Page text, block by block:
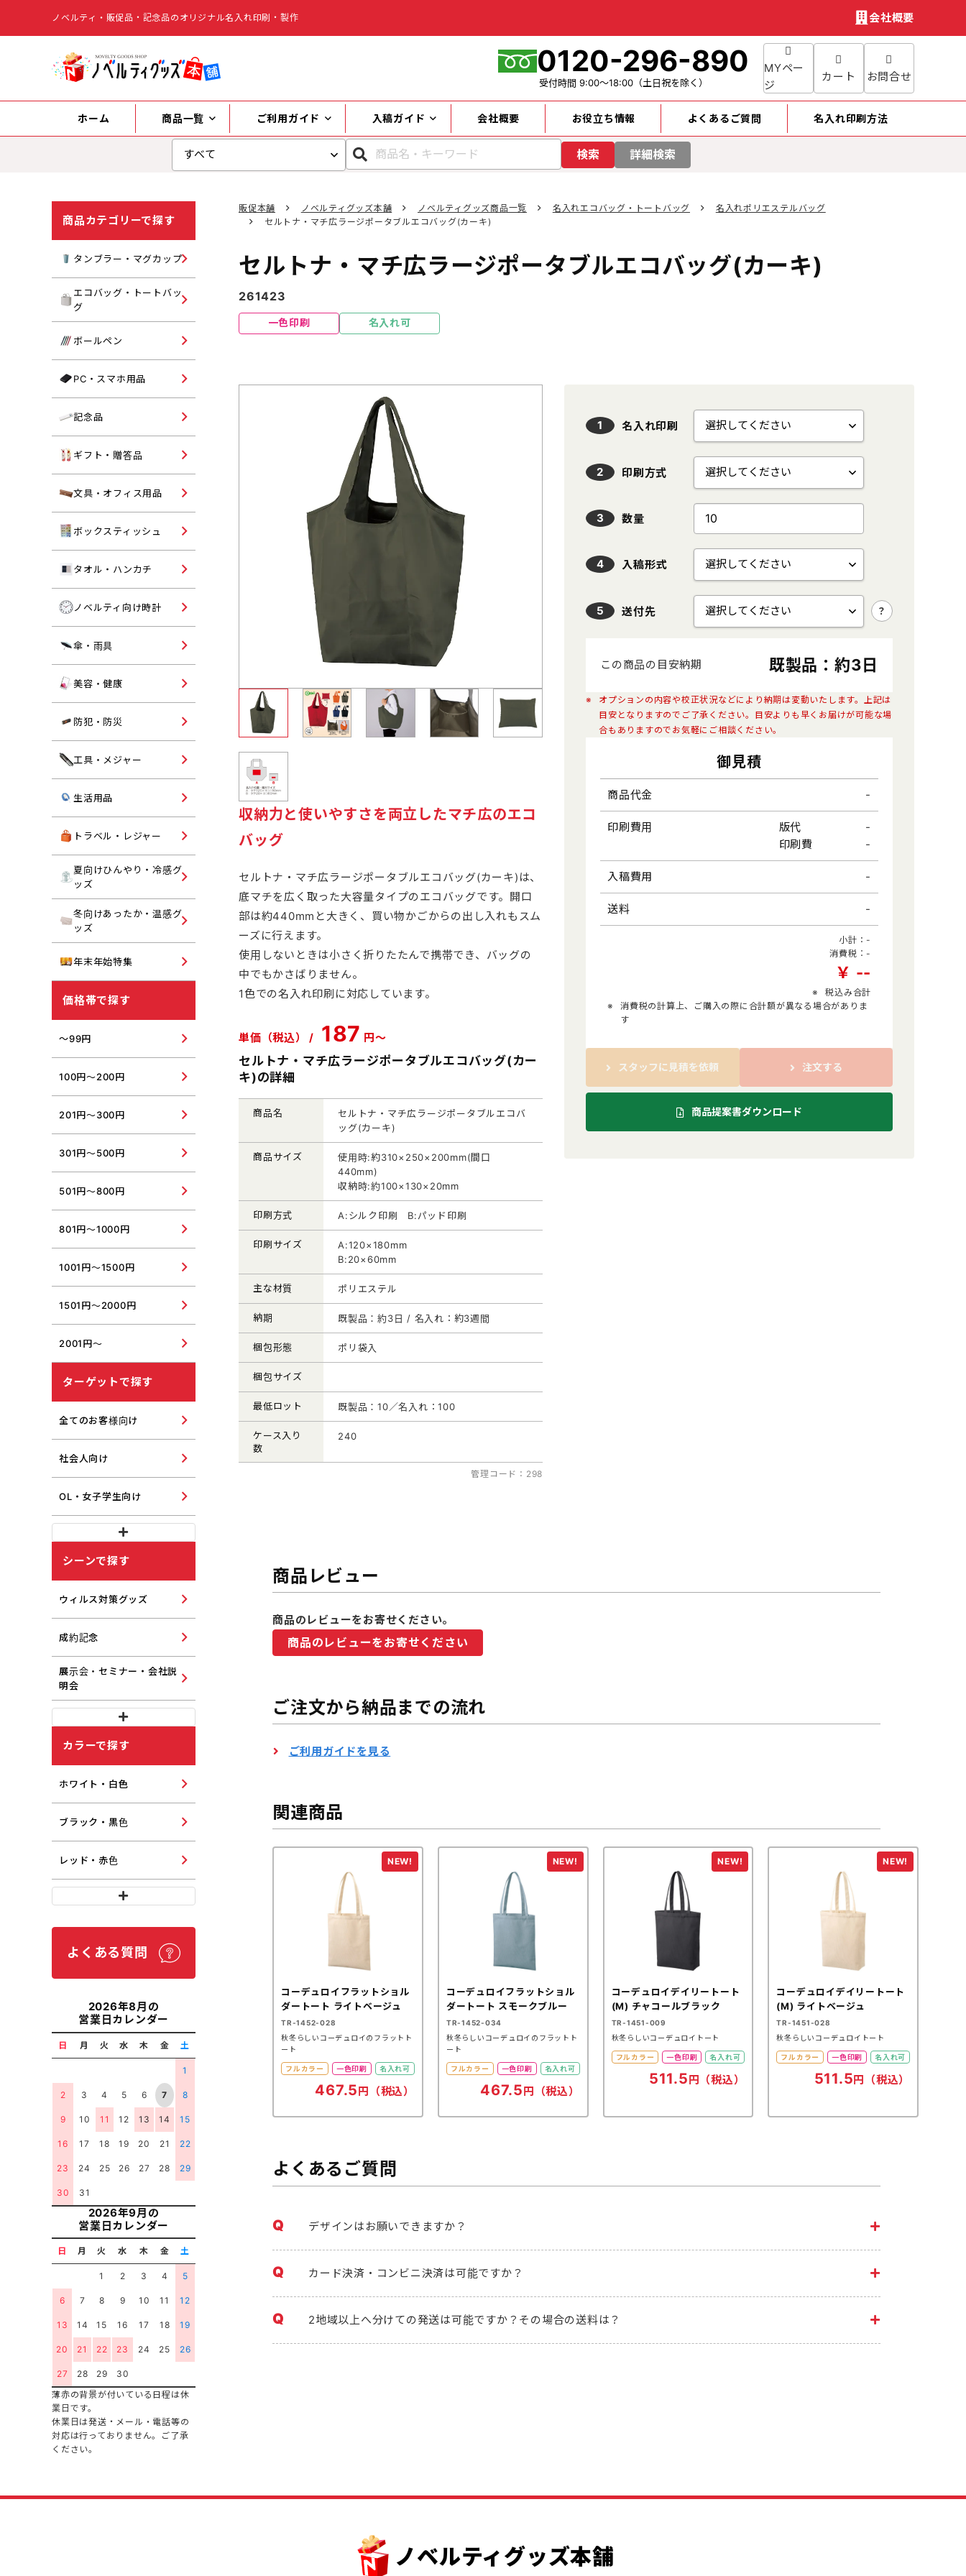
ノベルティ・販促品・記念品のオリジナル名入れ印刷・製作 会社概要
MYペー
ジ
カート お問合せ
0120-296-890
受付時間 9:00～18:00（土日祝を除く）
ホーム 商品一覧 ご利用ガイド 入稿ガイド 会社概要 お役立ち情報 よくあるご質問 名入れ印刷方法
検索 詳細検索
キーワード
価格帯
名入れの可否
タンブラー・マグカップ エコバッグ・トートバッグ
PC・スマホ用品 記念品 ギフト・贈答品
文具・オフィス用品 ボックスティッシュ タオル・ハンカチ
ノベルティ向け時計
トラベル・レジャー 夏向けひんやり・冷感グッズ 冬向けあったか・温感グッズ
販促本舗 ノベルティグッズ本舗 ノベルティグッズ商品一覧 名入れエコバッグ・トートバッグ
名入れポリエステルバッグ
セルトナ・マチ広ラージポータブルエコバッグ(カーキ)
セルトナ・マチ広ラージポータブルエコバッグ(カーキ)
261423
一色印刷 名入れ可
収納力と使いやすさを両立したマチ広のエコ
バッグ
セルトナ・マチ広ラージポータブルエコバッグ(カーキ)は、
底マチを広く取った大容量タイプのエコバッグです。開口
部は約440mmと大きく、買い物かごからの出し入れもスム
ーズに行えます。
使用しないときは小さく折りたたんで携帯でき、バッグの
中でもかさばりません。
1色での名入れ印刷に対応しています。
単価（税込） / 187 円～
セルトナ・マチ広ラージポータブルエコバッグ(カー
キ)の詳細
商品名
セルトナ・マチ広ラージポータブルエコバ
ッグ(カーキ)
商品サイズ
使用時:約310×250×200mm(間口
440mm)
収納時:約100×130×20mm
印刷方式 A:シルク印刷 B:パッド印刷
印刷サイズ
A:120×180mm
B:20×60mm
主な材質 ポリエステル
納期 既製品：約3日 / 名入れ：約3週間
梱包形態 ポリ袋入
梱包サイズ
最低ロット 既製品：10／名入れ：100
ケース入り
数
240
管理コード：298
名入れ印刷
印刷方式
数量
入稿形式
送付先
この商品の目安納期 既製品：約3日
オプションの内容や校正状況などにより納期は変動いたします。上記は
目安となりますのでご了承ください。目安よりも早くお届けが可能な場
合もありますのでお気軽にご相談ください。
御見積
商品代金 -
印刷費用 版代
-
印刷費
-
入稿費用 -
送料 -
小計：-
消費税：-
￥ --
税込み合計
消費税の計算上、ご購入の際に合計額が異なる場合がありま
す
スタッフに見積を依頼 注文する
商品提案書ダウンロード
商品レビュー
商品のレビューをお寄せください。
商品のレビューをお寄せください
ご注文から納品までの流れ
ご利用ガイドを見る
関連商品
コーデュロイフラットショル
ダートート ライトベージュ
TR-1452-028
秋冬らしいコーデュロイのフラットト
ート
フルカラー 一色印刷 名入れ可
467.5 円（税込）
コーデュロイフラットショル
ダートート スモークブルー
TR-1452-034
秋冬らしいコーデュロイのフラットト
ート
フルカラー 一色印刷 名入れ可
467.5 円（税込）
コーデュロイデイリートート
(M) チャコールブラック
TR-1451-009
秋冬らしいコーデュロイトート
フルカラー 一色印刷 名入れ可
511.5 円（税込）
コーデュロイデイリートート
(M) ライトベージュ
TR-1451-028
秋冬らしいコーデュロイトート
フルカラー 一色印刷 名入れ可
511.5 円（税込）
よくあるご質問
デザインはお願いできますか？
カード決済・コンビニ決済は可能ですか？
2地域以上へ分けての発送は可能ですか？その場合の送料は？
商品カテゴリーで探す
タンブラー・マグカップ タンブラー
水筒・ボトル
エコバッグ・トートバッ
グ
キャンバストートバッグ
コットンバッグ
ポリエステルバッグ
ボールペン
PC・スマホ用品
記念品
ギフト・贈答品
文具・オフィス用品
ボックスティッシュ 既製品ボックスティッシュ
タオル・ハンカチ
オリジナル名入れタオル・ハ
ノベルティ向け時計
傘・雨具
美容・健康
ヘルスケア
防犯・防災
防犯グッズ・反射板
防災グッズ
工具・メジャー
オリジナル名入れ工具・メジ
生活用品 キッチン・ランドリー
トイレットペーパー
トラベル・レジャー トラベルグッズ
トラベルバッグ・レジャーバ
夏向けひんやり・冷感グ
ッズ
ハンディファン
折りたたみうちわ
冷感マフラー
紫外線対策グッズ
冬向けあったか・温感グ
ッズ
ブランケット
USBウォーマー・USB加湿
年末年始特集 ご挨拶用タオル・ハンカチ
価格帯で探す
～99円
100円～200円
201円～300円
301円～500円
501円～800円
801円～1000円
1001円～1500円
1501円～2000円
2001円～
ターゲットで探す
全てのお客様向け
社会人向け
OL・女子学生向け
シーンで探す
ウィルス対策グッズ
成約記念
展示会・セミナー・会社説
明会
カラーで探す
ホワイト・白色
ブラック・黒色
レッド・赤色
よくある質問
2026年8月の
営業日カレンダー
日 月 火 水 木 金 土
1
2 3 4 5 6 7 8
9 10 11 12 13 14 15
16 17 18 19 20 21 22
23 24 25 26 27 28 29
30 31
2026年9月の
営業日カレンダー
日 月 火 水 木 金 土
1 2 3 4 5
6 7 8 9 10 11 12
13 14 15 16 17 18 19
20 21 22 23 24 25 26
27 28 29
30
薄赤の背景が付いている日程は休
業日です。
休業日は発送・メール・電話等の
対応は行っておりません。ご了承
ください。
ノベルティグッズ本舗